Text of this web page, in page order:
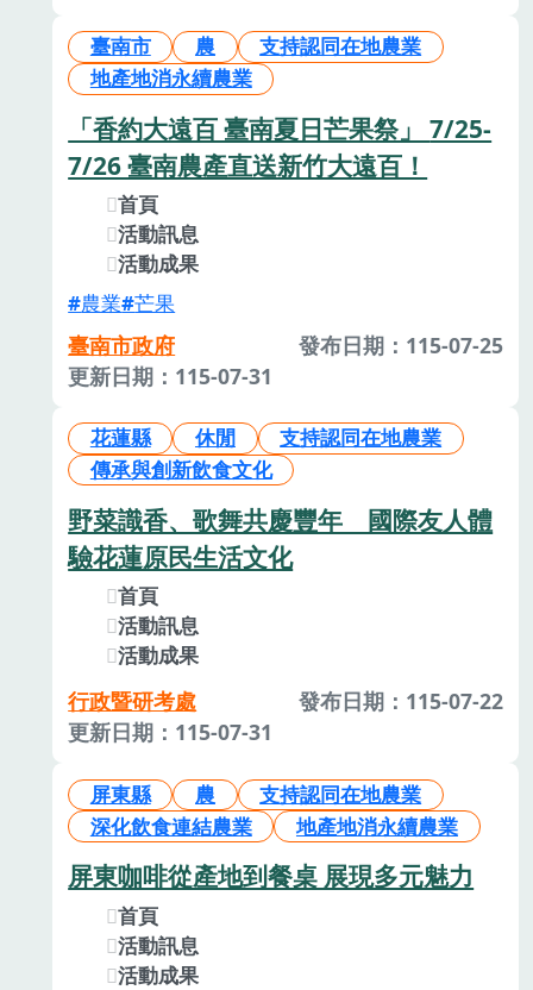
臺南市 農
支持認同在地農業
地產地消永續農業
「香約大遠百 臺南夏日芒果祭」 7/25-
7/26 臺南農產直送新竹大遠百！
首頁
活動訊息
活動成果
農業 芒果
臺南市政府
發布日期：115-07-25
更新日期：115-07-31
花蓮縣 休閒
支持認同在地農業
傳承與創新飲食文化
野菜識香、歌舞共慶豐年 國際友人體
驗花蓮原民生活文化
首頁
活動訊息
活動成果
行政暨研考處
發布日期：115-07-22
更新日期：115-07-31
屏東縣 農
支持認同在地農業
深化飲食連結農業
地產地消永續農業
屏東咖啡從產地到餐桌 展現多元魅力
首頁
活動訊息
活動成果